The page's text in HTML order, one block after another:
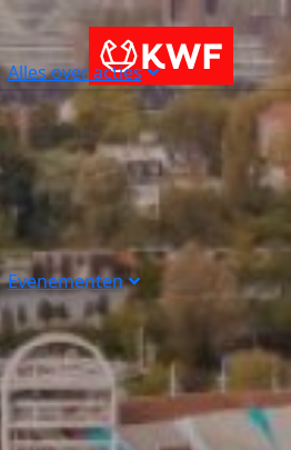
Alles over acties
Evenementen